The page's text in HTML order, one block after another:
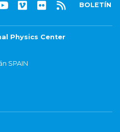
BOLETÍN
Physics Center
SPAIN